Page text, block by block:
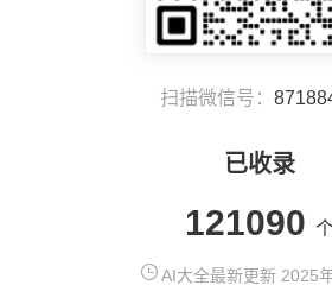
扫描微信号：
已收录
121090
AI大全最新更新 2025